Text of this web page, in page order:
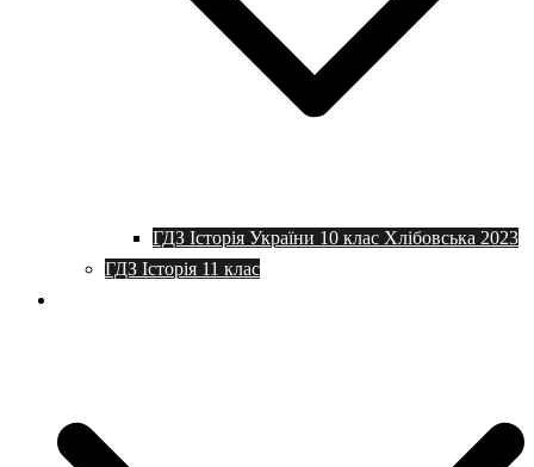
ГДЗ Історія України 10 клас Хлібовська 2023
ГДЗ Історія 11 клас